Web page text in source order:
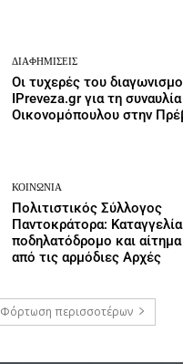
ΔΙΑΦΗΜΊΣΕΙΣ
Οι τυχερές του
IPreveza.gr για τη
Οικονομόπουλου στην
ΚΟΙΝΩΝΙΑ
Πολιτιστικός Σύλλογος
Παντοκράτορα:
ποδηλατόδρομο και
από τις αρμόδιες Αρχές
Φόρτωση περισσοτέρων